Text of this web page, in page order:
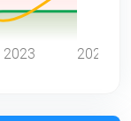
2023 2024